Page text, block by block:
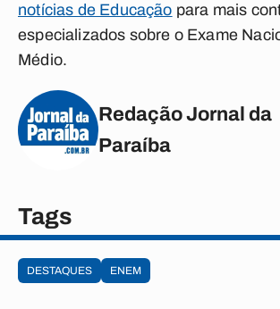
notícias de Educação para mais
especializados sobre o Exame
Médio.
Redação Jornal da
Paraíba
Tags
DESTAQUES ENEM